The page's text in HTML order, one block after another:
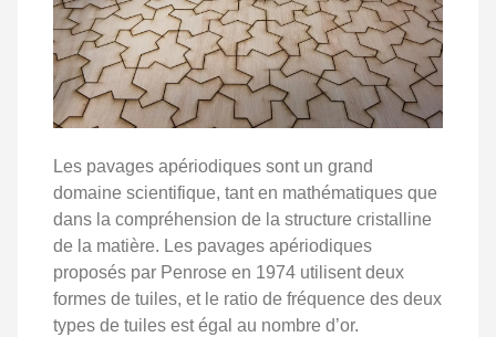
Les pavages apériodiques sont un grand
domaine scientifique, tant en mathématiques que
dans la compréhension de la structure cristalline
de la matière. Les pavages apériodiques
proposés par Penrose en 1974 utilisent deux
formes de tuiles, et le ratio de fréquence des deux
types de tuiles est égal au nombre d’or.